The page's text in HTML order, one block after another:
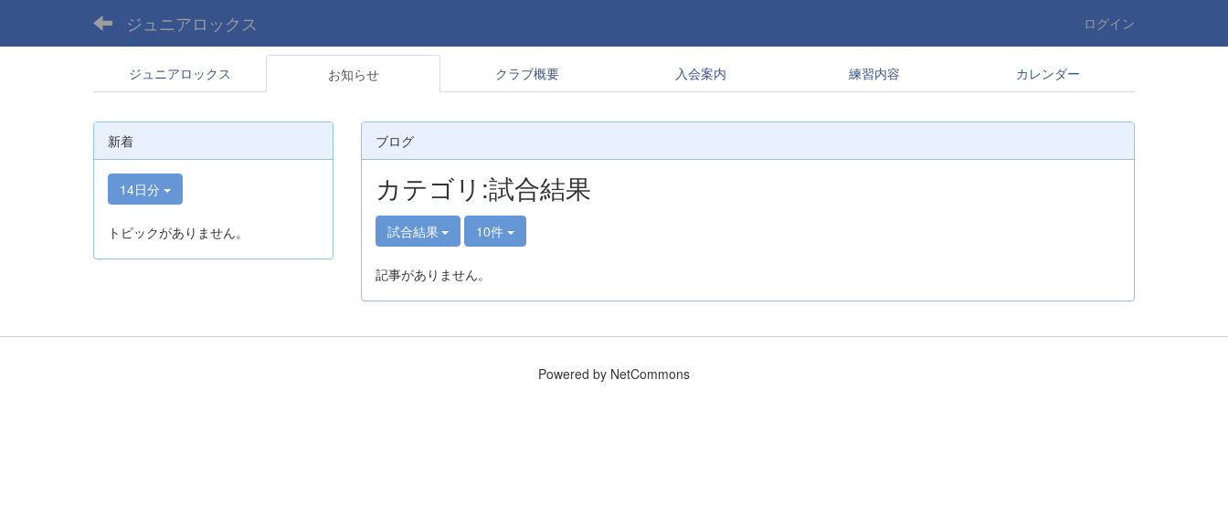
ジュニアロックス ログイン
ジュニアロックス お知らせ クラブ概要 入会案内 練習内容 カレンダー
ブログ
カテゴリ:試合結果
試合結果 10件
記事がありません。
新着
14日分
トピックがありません。
Powered by NetCommons